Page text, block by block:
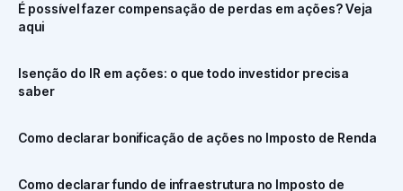
É possível fazer compensação de perdas em ações? Veja
aqui
Isenção do IR em ações: o que todo investidor precisa
saber
Como declarar bonificação de ações no Imposto de Renda
Como declarar fundo de infraestrutura no Imposto de